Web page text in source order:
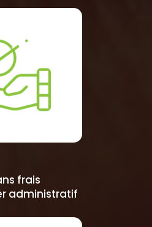
frais
administratif